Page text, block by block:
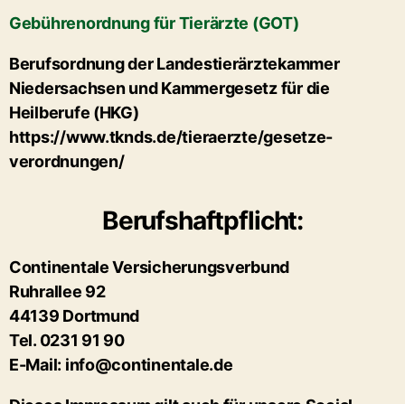
Gebührenordnung für Tierärzte (GOT)
Berufsordnung der Landestierärztekammer
Niedersachsen und Kammergesetz für die
Heilberufe (HKG)
https://www.tknds.de/tieraerzte/gesetze-
verordnungen/
Berufshaftpflicht:
Continentale Versicherungsverbund
Ruhrallee 92
44139 Dortmund
Tel. 0231 91 90
E-Mail: info@continentale.de